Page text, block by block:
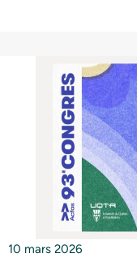
10 mars 2026